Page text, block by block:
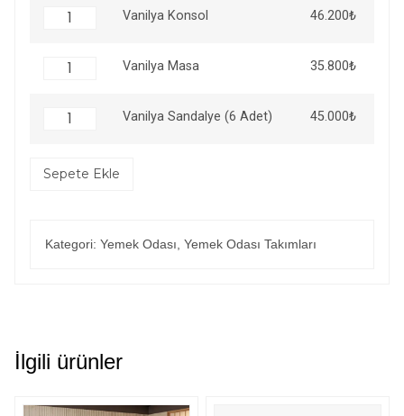
Vanilya Konsol 46.200₺
Vanilya Masa 35.800₺
Vanilya Sandalye (6 Adet) 45.000₺
Sepete Ekle
Kategori: Yemek Odası Yemek Odası Takımları
İlgili ürünler